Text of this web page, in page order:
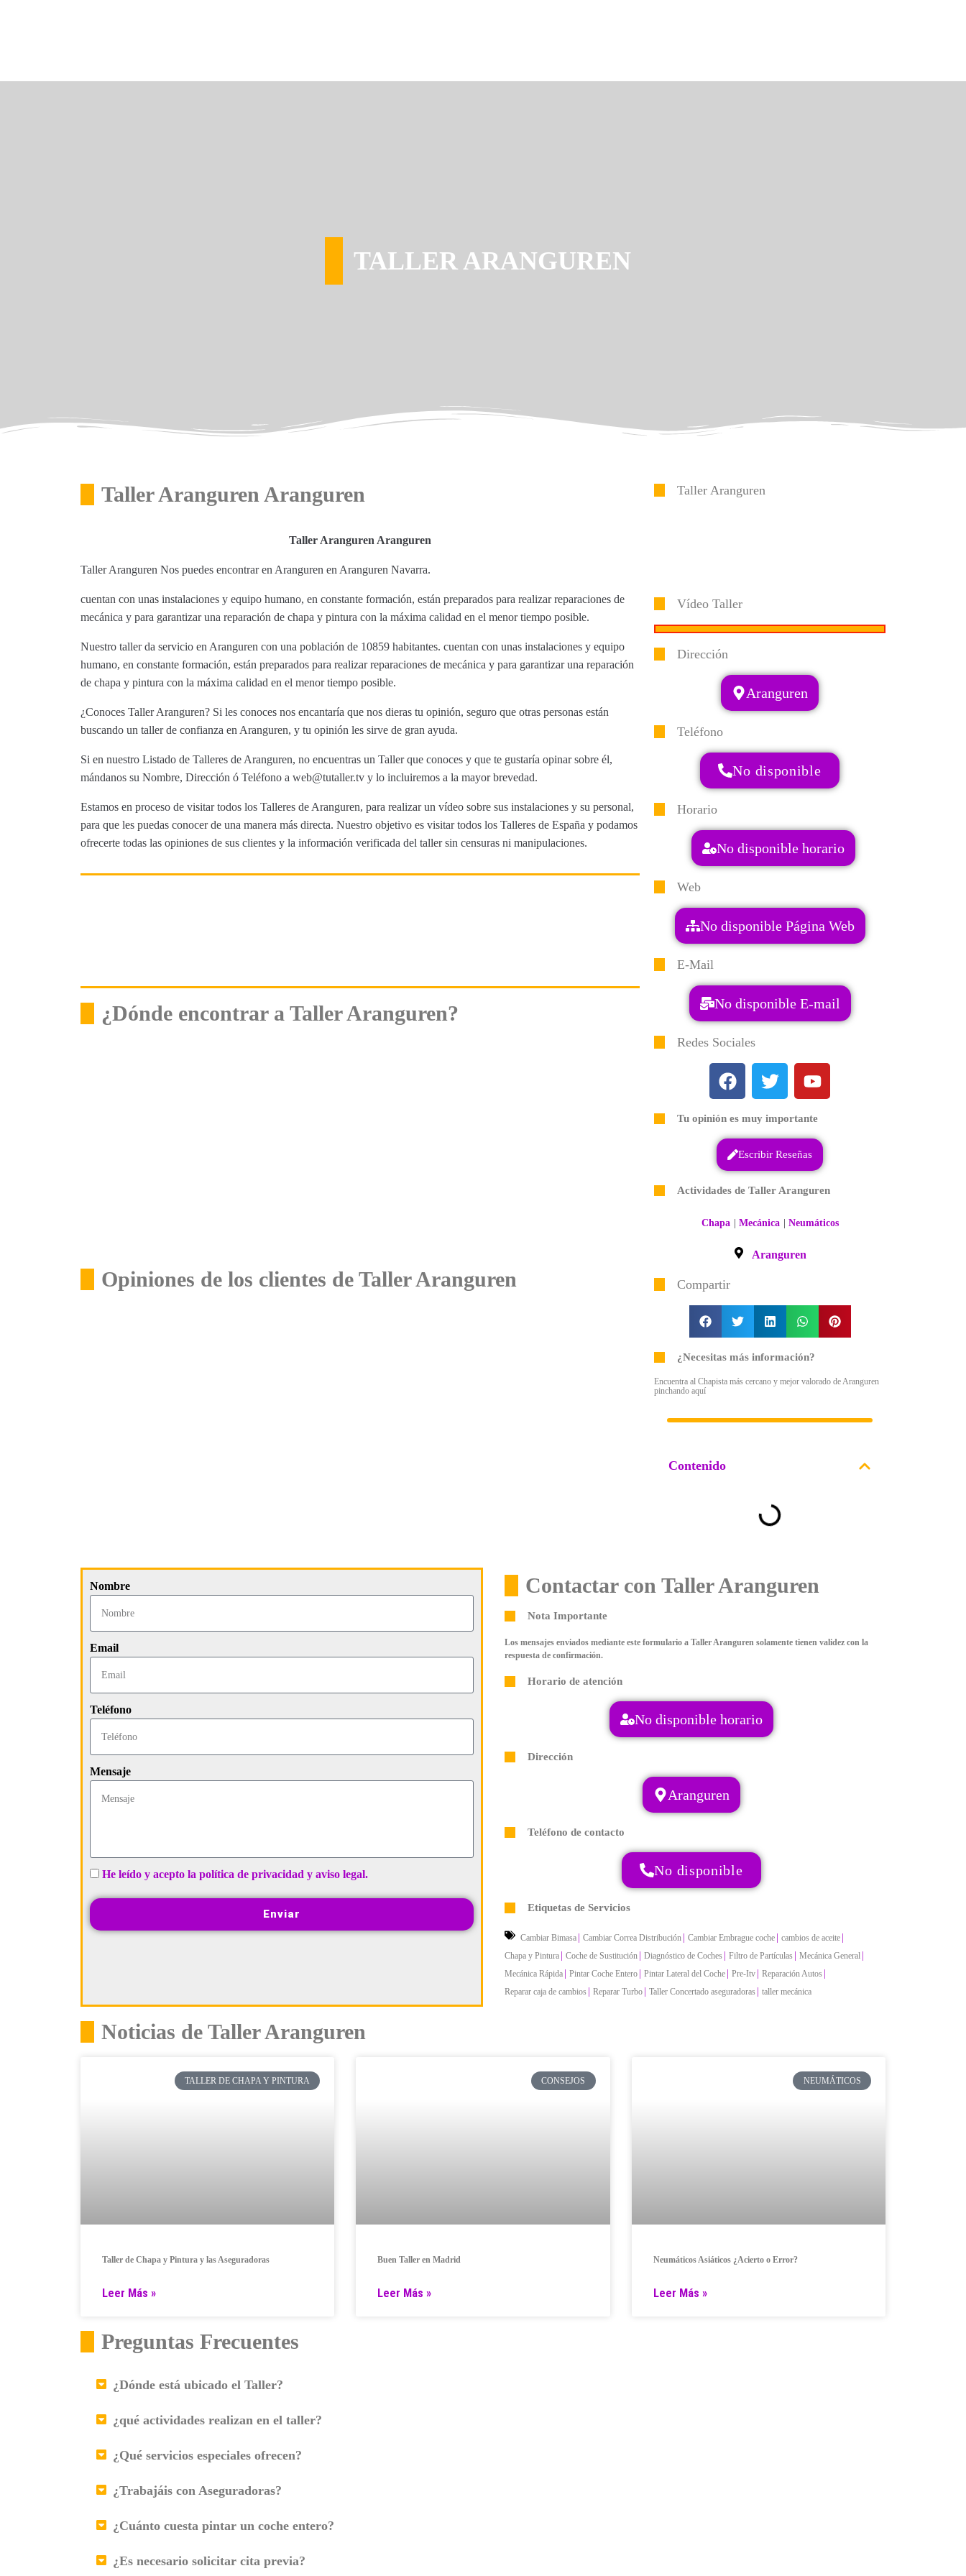
TALLER ARANGUREN
Taller Aranguren Aranguren
Taller Aranguren Aranguren
Taller Aranguren Nos puedes encontrar en Aranguren en Aranguren Navarra.
cuentan con unas instalaciones y equipo humano, en constante formación, están preparados para realizar reparaciones de
mecánica y para garantizar una reparación de chapa y pintura con la máxima calidad en el menor tiempo posible.
Nuestro taller da servicio en Aranguren con una población de 10859 habitantes. cuentan con unas instalaciones y equipo
humano, en constante formación, están preparados para realizar reparaciones de mecánica y para garantizar una reparación
de chapa y pintura con la máxima calidad en el menor tiempo posible.
¿Conoces Taller Aranguren? Si les conoces nos encantaría que nos dieras tu opinión, seguro que otras personas están
buscando un taller de confianza en Aranguren, y tu opinión les sirve de gran ayuda.
Si en nuestro Listado de Talleres de Aranguren, no encuentras un Taller que conoces y que te gustaría opinar sobre él,
mándanos su Nombre, Dirección ó Teléfono a web@tutaller.tv y lo incluiremos a la mayor brevedad.
Estamos en proceso de visitar todos los Talleres de Aranguren, para realizar un vídeo sobre sus instalaciones y su personal,
para que les puedas conocer de una manera más directa. Nuestro objetivo es visitar todos los Talleres de España y podamos
ofrecerte todas las opiniones de sus clientes y la información verificada del taller sin censuras ni manipulaciones.
¿Dónde encontrar a Taller Aranguren?
Opiniones de los clientes de Taller Aranguren
Taller Aranguren
Vídeo Taller
Dirección
Aranguren
Teléfono
No disponible
Horario
No disponible horario
Web
No disponible Página Web
E-Mail
No disponible E-mail
Redes Sociales
Tu opinión es muy importante
Escribir Reseñas
Actividades de Taller Aranguren
Chapa | Mecánica | Neumáticos
Aranguren
Compartir
¿Necesitas más información?
Encuentra al Chapista más cercano y mejor valorado de Aranguren
pinchando aquí
Contenido
Nombre
Email
Teléfono
Mensaje
He leído y acepto la política de privacidad y aviso legal.
Enviar
Contactar con Taller Aranguren
Nota Importante
Los mensajes enviados mediante este formulario a Taller Aranguren solamente tienen validez con la
respuesta de confirmación.
Horario de atención
No disponible horario
Dirección
Aranguren
Teléfono de contacto
No disponible
Etiquetas de Servicios
Cambiar Bimasa Cambiar Correa Distribución Cambiar Embrague coche cambios de aceite
Chapa y Pintura Coche de Sustitución Diagnóstico de Coches Filtro de Partículas Mecánica General
Mecánica Rápida Pintar Coche Entero Pintar Lateral del Coche Pre-Itv Reparación Autos
Reparar caja de cambios Reparar Turbo Taller Concertado aseguradoras taller mecánica
Noticias de Taller Aranguren
TALLER DE CHAPA Y PINTURA
Taller de Chapa y Pintura y las Aseguradoras
Leer Más »
CONSEJOS
Buen Taller en Madrid
Leer Más »
NEUMÁTICOS
Neumáticos Asiáticos ¿Acierto o Error?
Leer Más »
Preguntas Frecuentes
¿Dónde está ubicado el Taller?
¿qué actividades realizan en el taller?
¿Qué servicios especiales ofrecen?
¿Trabajáis con Aseguradoras?
¿Cuánto cuesta pintar un coche entero?
¿Es necesario solicitar cita previa?